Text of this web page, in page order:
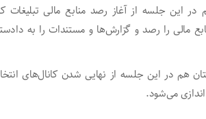
در این جلسه از آغاز رصد منابع مالی تبلیغات
مالی را رصد و گزارش‌ها و مستندات را به
هم در این جلسه از نهایی شدن کانال‌های
اندازی می‌شود.